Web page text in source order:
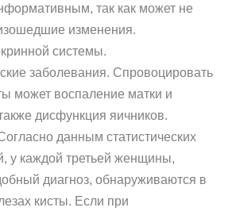
так как может не
изменения.
системы.
заболевания. Спровоцировать
может воспаление матки и
дисфункция яичников.
данным статистических
у каждой третьей женщины,
диагноз, обнаруживаются в
кисты. Если при